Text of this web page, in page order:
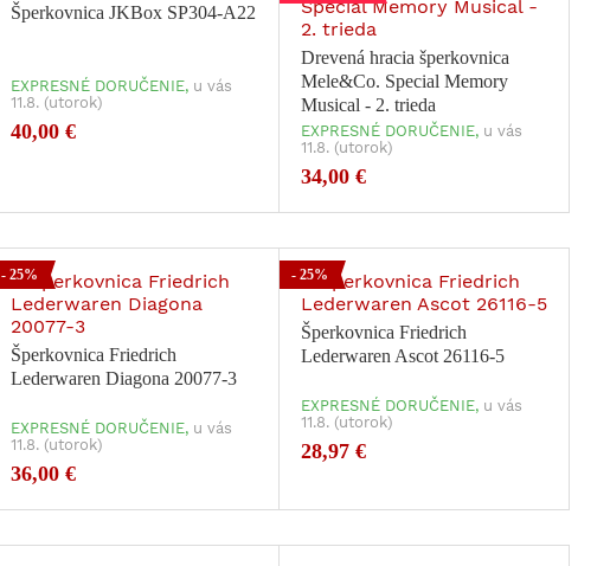
Šperkovnica JKBox SP304-A22
EXPRESNÉ DORUČENIE, u vás
11.8. (utorok)
40,00 €
Drevená hracia šperkovnica
Mele&Co. Special Memory
Musical - 2. trieda
EXPRESNÉ DORUČENIE, u vás
11.8. (utorok)
34,00 €
- 25%
Šperkovnica Friedrich
Lederwaren Diagona 20077-3
EXPRESNÉ DORUČENIE, u vás
11.8. (utorok)
36,00 €
- 25%
Šperkovnica Friedrich
Lederwaren Ascot 26116-5
EXPRESNÉ DORUČENIE, u vás
11.8. (utorok)
28,97 €